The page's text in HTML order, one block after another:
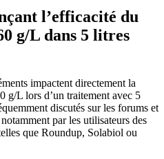
l’efficacité du
g/L dans 5 litres
impactent directement la
g/L lors d’un traitement avec 5
discutés sur les forums et
par les utilisateurs des
que Roundup, Solabiol ou